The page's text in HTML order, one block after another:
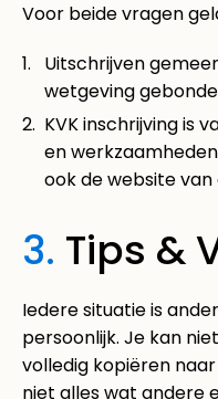
Voor beide vragen
Uitschrijven
wetgeving
KVK inschrijving is
en
ook de website van
3. Tips &
Iedere situatie is
persoonlijk. Je kan
volledig kopiëren
niet alles wat andere